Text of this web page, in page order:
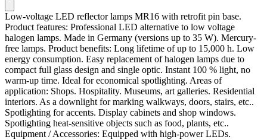
Low-voltage LED reflector lamps MR16 with retrofit pin base.
Product features: Professional LED alternative to low voltage
halogen lamps. Made in Germany (versions up to 35 W). Mercury-
free lamps. Product benefits: Long lifetime of up to 15,000 h. Low
energy consumption. Easy replacement of halogen lamps due to
compact full glass design and single optic. Instant 100 % light, no
warm-up time. Ideal for economical spotlighting. Areas of
application: Shops. Hospitality. Museums, art galleries. Residential
interiors. As a downlight for marking walkways, doors, stairs, etc..
Spotlighting for accents. Display cabinets and shop windows.
Spotlighting heat-sensitive objects such as food, plants, etc..
Equipment / Accessories: Equipped with high-power LEDs.